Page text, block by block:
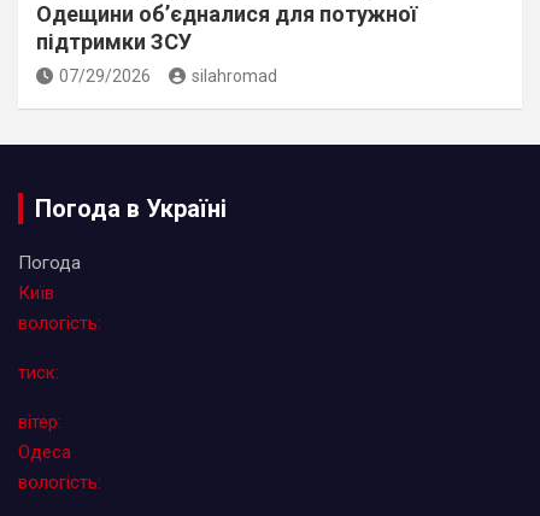
Одещини об’єдналися для потужної
підтримки ЗСУ
07/29/2026 silahromad
Погода в Україні
Погода
Київ
вологість:
тиск:
вітер:
Одеса
вологість: